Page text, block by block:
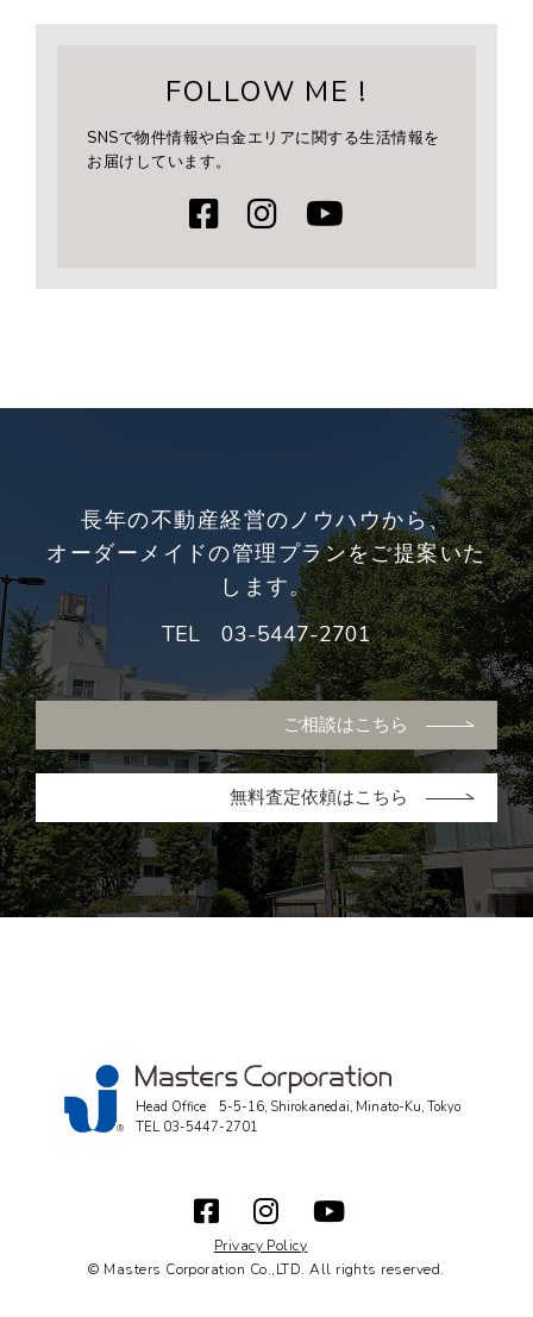
FOLLOW ME !
SNSで物件情報や白金エリアに関する生活情報を
お届けしています。
長年の不動産経営のノウハウから、
オーダーメイドの管理プランをご提案いた
します。
TEL 03-5447-2701
ご相談はこちら
無料査定依頼はこちら
Head Office 5-5-16, Shirokanedai, Minato-Ku, Tokyo
TEL 03-5447-2701
Privacy Policy
© Masters Corporation Co.,LTD. All rights reserved.